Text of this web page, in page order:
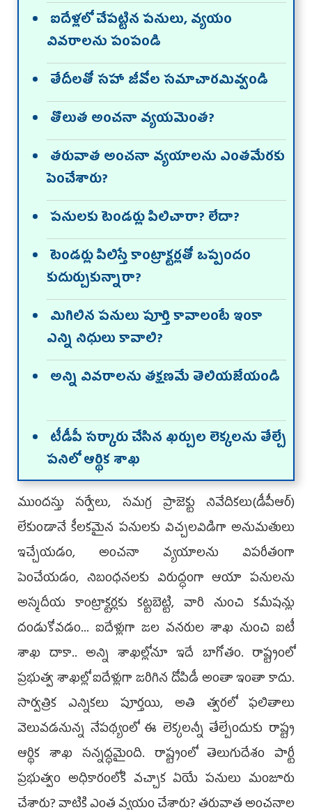
ఐదేళ్లలో చేపట్టిన పనులు, వ్యయం
వివరాలను పంపండి
తేదీలతో సహా జీవోల సమాచారమివ్వండి
తొలుత అంచనా వ్యయమెంత?
తరువాత అంచనా వ్యయాలను ఎంతమేరకు
పెంచేశారు?
పనులకు టెండర్లు పిలిచారా? లేదా?
టెండర్లు పిలిస్తే కాంట్రాక్టర్లతో ఒప్పందం
కుదుర్చుకున్నారా?
మిగిలిన పనులు పూర్తి కావాలంటే ఇంకా
ఎన్ని నిధులు కావాలి?
అన్ని వివరాలను తక్షణమే తెలియజేయండి
టీడీపీ సర్కారు చేసిన ఖర్చుల లెక్కలను తేల్చే
పనిలో ఆర్థిక శాఖ
ముందస్తు సర్వేలు, సమగ్ర ప్రాజెక్టు నివేదికలు(డీపీఆర్‌)
లేకుండానే కీలకమైన పనులకు విచ్చలవిడిగా అనుమతులు
ఇచ్చేయడం, అంచనా వ్యయాలను విపరీతంగా
పెంచేయడం, నిబంధనలకు విరుద్ధంగా ఆయా పనులను
అస్మదీయ కాంట్రాక్టర్లకు కట్టబెట్టి, వారి నుంచి కమీషన్లు
దండుకోవడం... ఐదేళ్లుగా జల వనరుల శాఖ నుంచి ఐటీ
శాఖ దాకా.. అన్ని శాఖల్లోనూ ఇదే బాగోతం. రాష్ట్రంలో
ప్రభుత్వ శాఖల్లో ఐదేళ్లుగా జరిగిన దోపిడీ అంతా ఇంతా కాదు.
సార్వత్రిక ఎన్నికలు పూర్తయి, అతి త్వరలో ఫలితాలు
వెలువడనున్న నేపథ్యంలో ఈ లెక్కలన్నీ తేల్చేందుకు రాష్ట్ర
ఆర్థిక శాఖ సన్నద్ధమైంది. రాష్ట్రంలో తెలుగుదేశం పార్టీ
ప్రభుత్వం అధికారంలోకి వచ్చాక ఏయే పనులు మంజూరు
చేశారు? వాటికి ఎంత వ్యయం చేశారు? తరువాత అంచనాల